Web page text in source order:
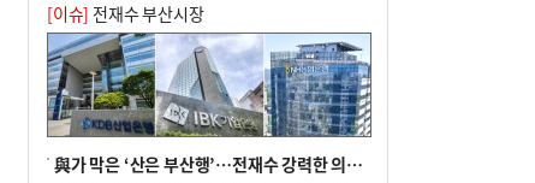
10 서울 중랑구서 흉기 난동…60대 남성 2명
사망
[이슈] 전재수 부산시장
與가 막은 ‘산은 부산행’…전재수 강력한 의지 표명 없인 공염불